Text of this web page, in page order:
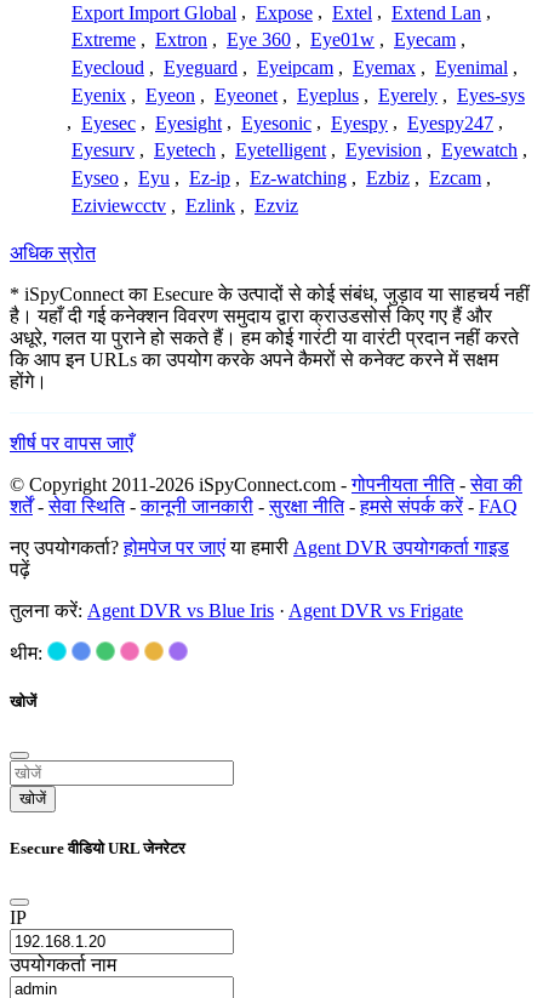
Export Import Global , Expose , Extel , Extend Lan ,
Extreme , Extron , Eye 360 , Eye01w , Eyecam ,
Eyecloud , Eyeguard , Eyeipcam , Eyemax , Eyenimal ,
Eyenix , Eyeon , Eyeonet , Eyeplus , Eyerely , Eyes-sys
, Eyesec , Eyesight , Eyesonic , Eyespy , Eyespy247 ,
Eyesurv , Eyetech , Eyetelligent , Eyevision , Eyewatch ,
Eyseo , Eyu , Ez-ip , Ez-watching , Ezbiz , Ezcam ,
Eziviewcctv , Ezlink , Ezviz
अधिक स्रोत
* iSpyConnect का Esecure के उत्पादों से कोई संबंध, जुड़ाव या साहचर्य नहीं
है। यहाँ दी गई कनेक्शन विवरण समुदाय द्वारा क्राउडसोर्स किए गए हैं और
अधूरे, गलत या पुराने हो सकते हैं। हम कोई गारंटी या वारंटी प्रदान नहीं करते
कि आप इन URLs का उपयोग करके अपने कैमरों से कनेक्ट करने में सक्षम
होंगे।
शीर्ष पर वापस जाएँ
© Copyright 2011-2026 iSpyConnect.com -गोपनीयता नीति-सेवा की
शर्तें-सेवा स्थिति-कानूनी जानकारी -सुरक्षा नीति-हमसे संपर्क करें- FAQ
नए उपयोगकर्ता?होमपेज पर जाएंया हमारी Agent DVR उपयोगकर्ता गाइड
पढ़ें
तुलना करें: Agent DVR vs Blue Iris · Agent DVR vs Frigate
थीम:
खोजें
खोजें
Esecure वीडियो URL जेनरेटर
IP
उपयोगकर्ता नाम